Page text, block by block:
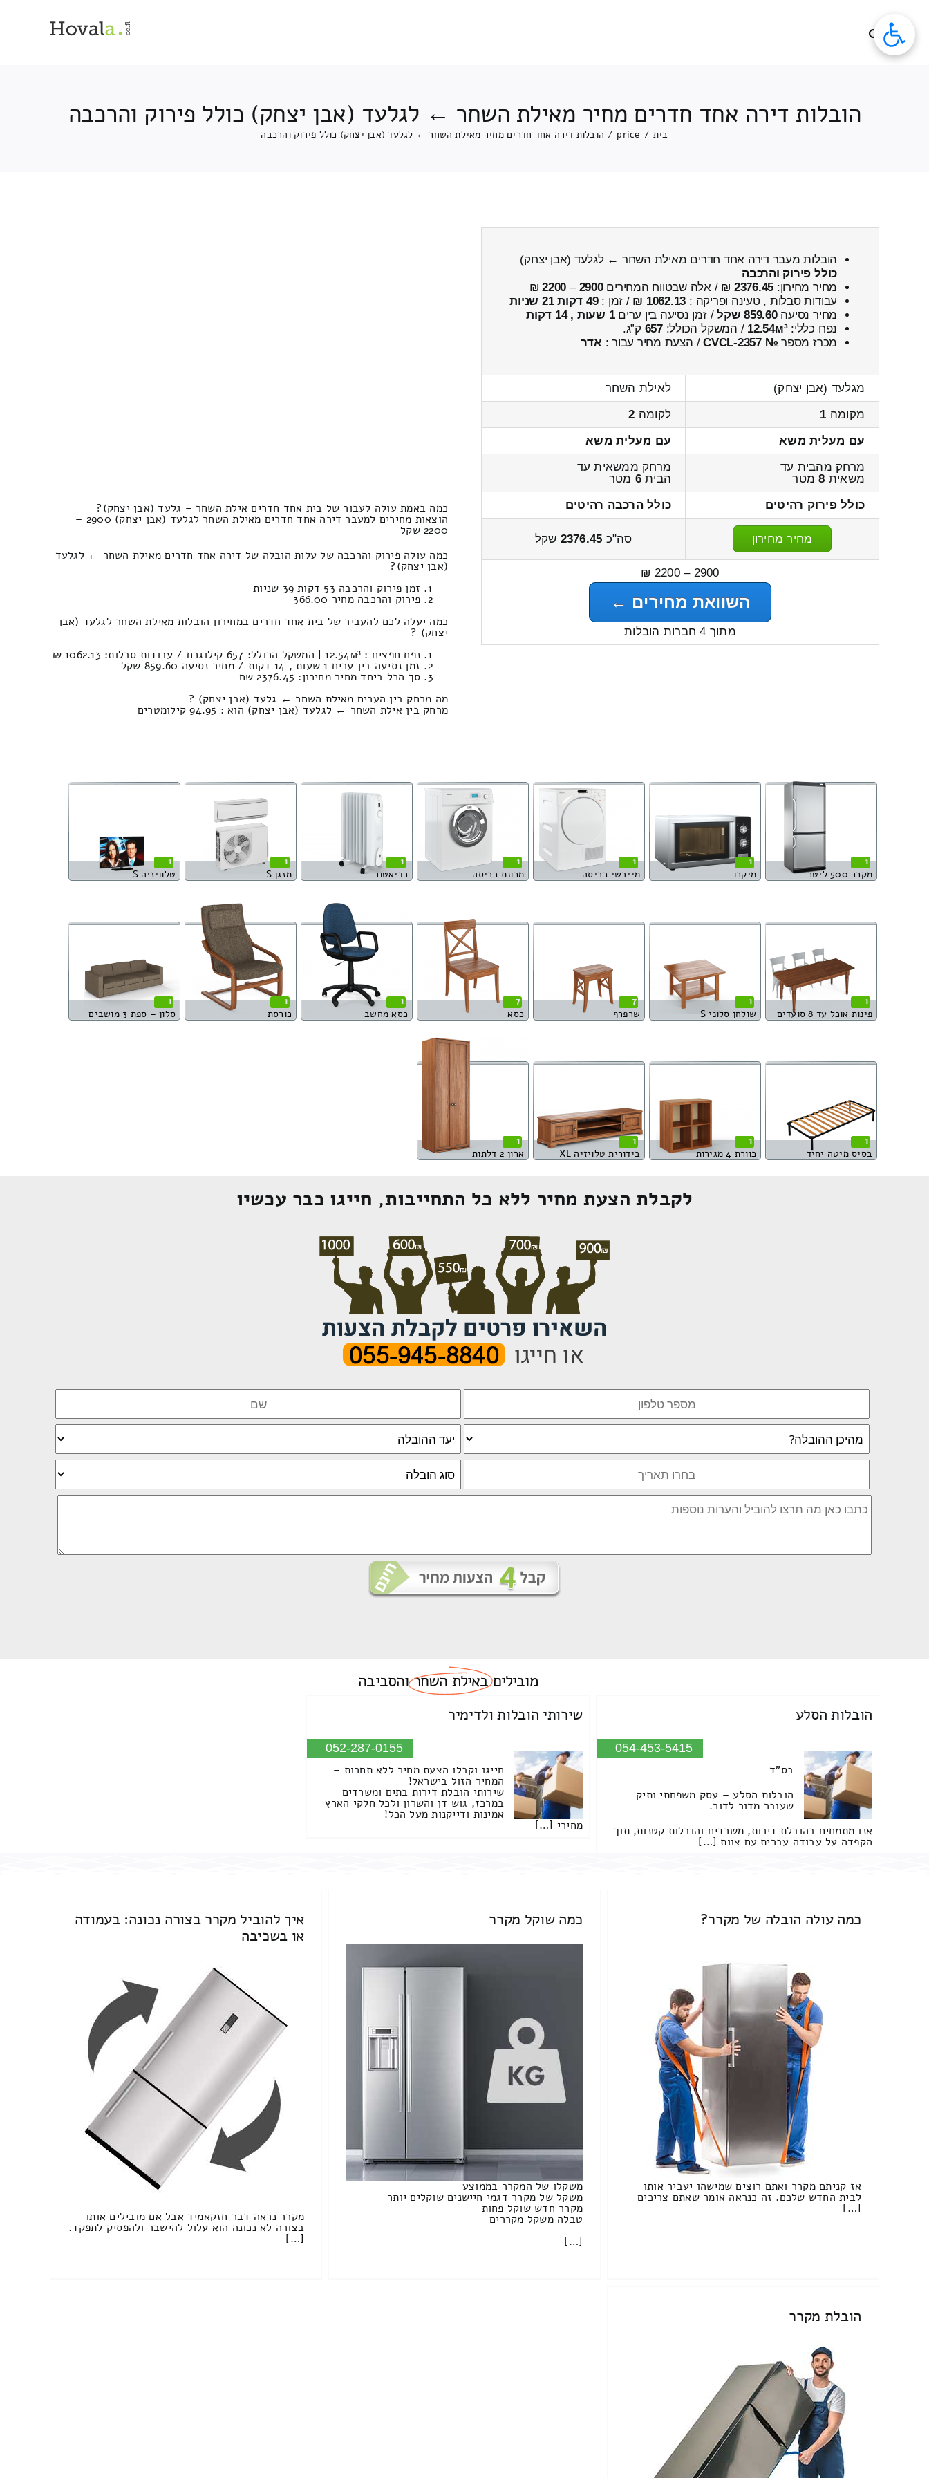
הובלות דירה אחד חדרים מחיר מאילת השחר ← לגלעד (אבן יצחק) כולל פירוק והרכבה
בית /
price
/ הובלות דירה אחד חדרים מחיר מאילת השחר ← לגלעד (אבן יצחק) כולל פירוק והרכבה
הובלות מעבר דירה אחד חדרים מאילת השחר ← לגלעד (אבן יצחק)
כולל פירוק והרכבה
מחיר מחירון: 2376.45 ₪ / אלה שבטווח המחירים2900
–
2200
₪
עבודות סבלות , טעינה ופריקה : 1062.13 ₪ / זמן :49 דקות 21 שניות
מחיר נסיעה859.60 שקל / זמן נסיעה בין ערים1 שעות , 14 דקות
נפח כללי:12.54м³ / המשקל הכולל:657 ק”ג.
מכרז מספר № CVCL-2357 / הצעת מחיר עבור : אדר
מגלעד (אבן יצחק)
לאילת השחר
מקומה 1 לקומה 2
עם מעלית משא
עם מעלית משא
מרחק מהבית עד
משאית 8מטר
מרחק ממשאית עד
הבית6 מטר
כולל פירוק רהיטים
כולל הרכבה רהיטים
מחיר מחירון סה"כ 2376.45 שקל
2900 – 2200 ₪
השוואת מחירים ←
מתוך 4 חברות הובלות
כמה באמת עולה לעבור של בית אחד חדרים אילת השחר – גלעד (אבן יצחק)?
הוצאות מחירים למעבר דירה אחד חדרים מאילת השחר לגלעד (אבן יצחק) 2900 –
2200 שקל
כמה עולה פירוק והרכבה של עלות הובלה של דירה אחד חדרים מאילת השחר ← לגלעד
(אבן יצחק)?
זמן פירוק והרכבה 53 דקות 39 שניות
פירוק והרכבה מחיר 366.00
כמה יעלה לכם להעביר של בית אחד חדרים במחירון הובלות מאילת השחר לגלעד (אבן
יצחק) ?
נפח חפצים : 12.54м³ | המשקל הכולל: 657 קילוגרם / עבודות סבלות: 1062.13 ₪
זמן נסיעה בין ערים 1 שעות , 14 דקות / מחיר נסיעה 859.60 שקל
סך הכל ביחד מחיר מחירון: 2376.45 שח
מה מרחק בין הערים מאילת השחר ← גלעד (אבן יצחק) ?
מרחק בין אילת השחר ← לגלעד (אבן יצחק) הוא : 94.95 קילומטרים
1
מקרר 500 ליטר
1
מיקרו
1
מייבשי כביסה
1
מכונת כביסה
1
רדיאטור
1
מזגן S
1
טלוויזיה S
1
פינות אוכל עד 8 סועדים
1
שולחן סלוני S
7
שרפרף
7
כסא
1
כסא מחשב
1
כורסת
1
סלון – ספת 3 מושבים
1
בסיס מיטה יחיד
1
כוורת 4 מגירות
1
בידורית טלויזיה XL
1
ארון 2 דלתות
לקבלת הצעת מחיר ללא כל התחייבות, חייגו כבר עכשיו
מוביליםבאילת השחרוהסביבה
הובלות הסלע
054-453-5415
בס"ד
הובלות הסלע – עסק משפחתי ותיק
שעובר מדור לדור.
אנו מתמחים בהובלת דירות, משרדים והובלות קטנות, תוך
הקפדה על עבודה עברית עם צוות […]
שירותי הובלות ולדימיר
052-287-0155
חייגו וקבלו הצעת מחיר ללא תחרות –
המחיר הזול בישראל!
שירותי הובלת דירות בתים ומשרדים
במרכז, גוש דן והשרון ולכל חלקי הארץ
אמינות ודייקנות מעל הכל!
מחירי […]
כמה עולה הובלה של מקרר?
אז קניתם מקרר ואתם רוצים שמישהו יעביר אותו
לבית החדש שלכם. זה כנראה אומר שאתם צריכים
[…]
כמה שוקל מקרר
משקלו של המקרר בממוצע
משקל של מקרר דגמי חיישנים שוקלים יותר
מקרר חדש שוקל פחות
טבלה משקל מקררים
[…]
איך להוביל מקרר בצורה נכונה: בעמודה
או בשכיבה
מקרר נראה דבר חזקאמיד אבל אם מובילים אותו
בצורה לא נכונה הוא עלול להישבר ולהפסיק לתפקד.
[…]
הובלת מקרר